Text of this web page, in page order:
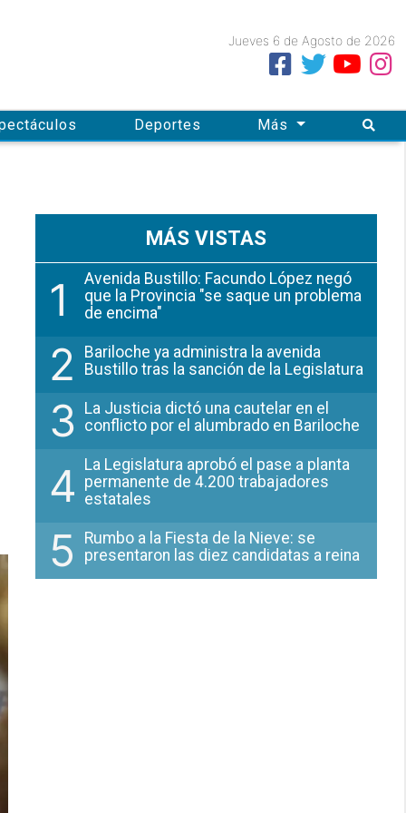
Jueves 6 de Agosto de 2026
Deportes Más
MÁS VISTAS
1
Avenida Bustillo: Facundo López negó
que la Provincia "se saque un problema
de encima"
2
Bariloche ya administra la avenida
Bustillo tras la sanción de la Legislatura
3
La Justicia dictó una cautelar en el
conflicto por el alumbrado en Bariloche
4
La Legislatura aprobó el pase a planta
permanente de 4.200 trabajadores
estatales
5
Rumbo a la Fiesta de la Nieve: se
presentaron las diez candidatas a reina